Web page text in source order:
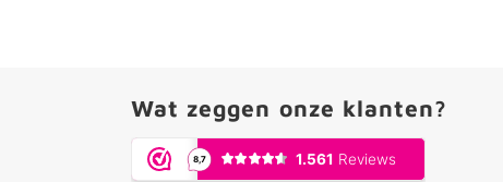
Wat zeggen onze klanten?